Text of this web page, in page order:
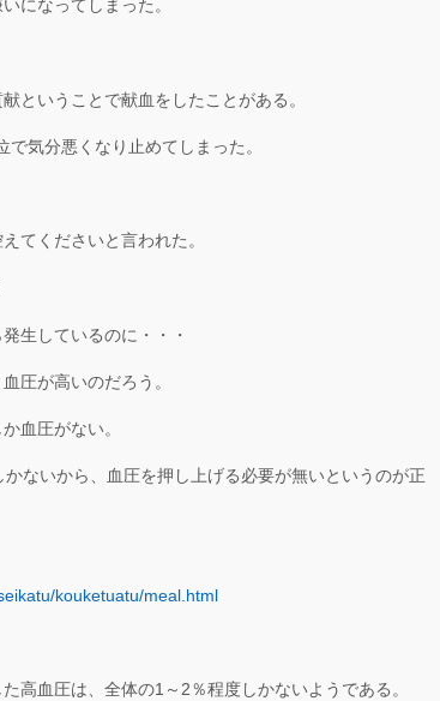
になってしまった。
ということで献血をしたことがある。
気分悪くなり止めてしまった。
てくださいと言われた。
生しているのに・・・
圧が高いのだろう。
血圧がない。
ないから、血圧を押し上げる必要が無いというのが正
kouketuatu/meal.html
高血圧は、全体の1～2％程度しかないようである。